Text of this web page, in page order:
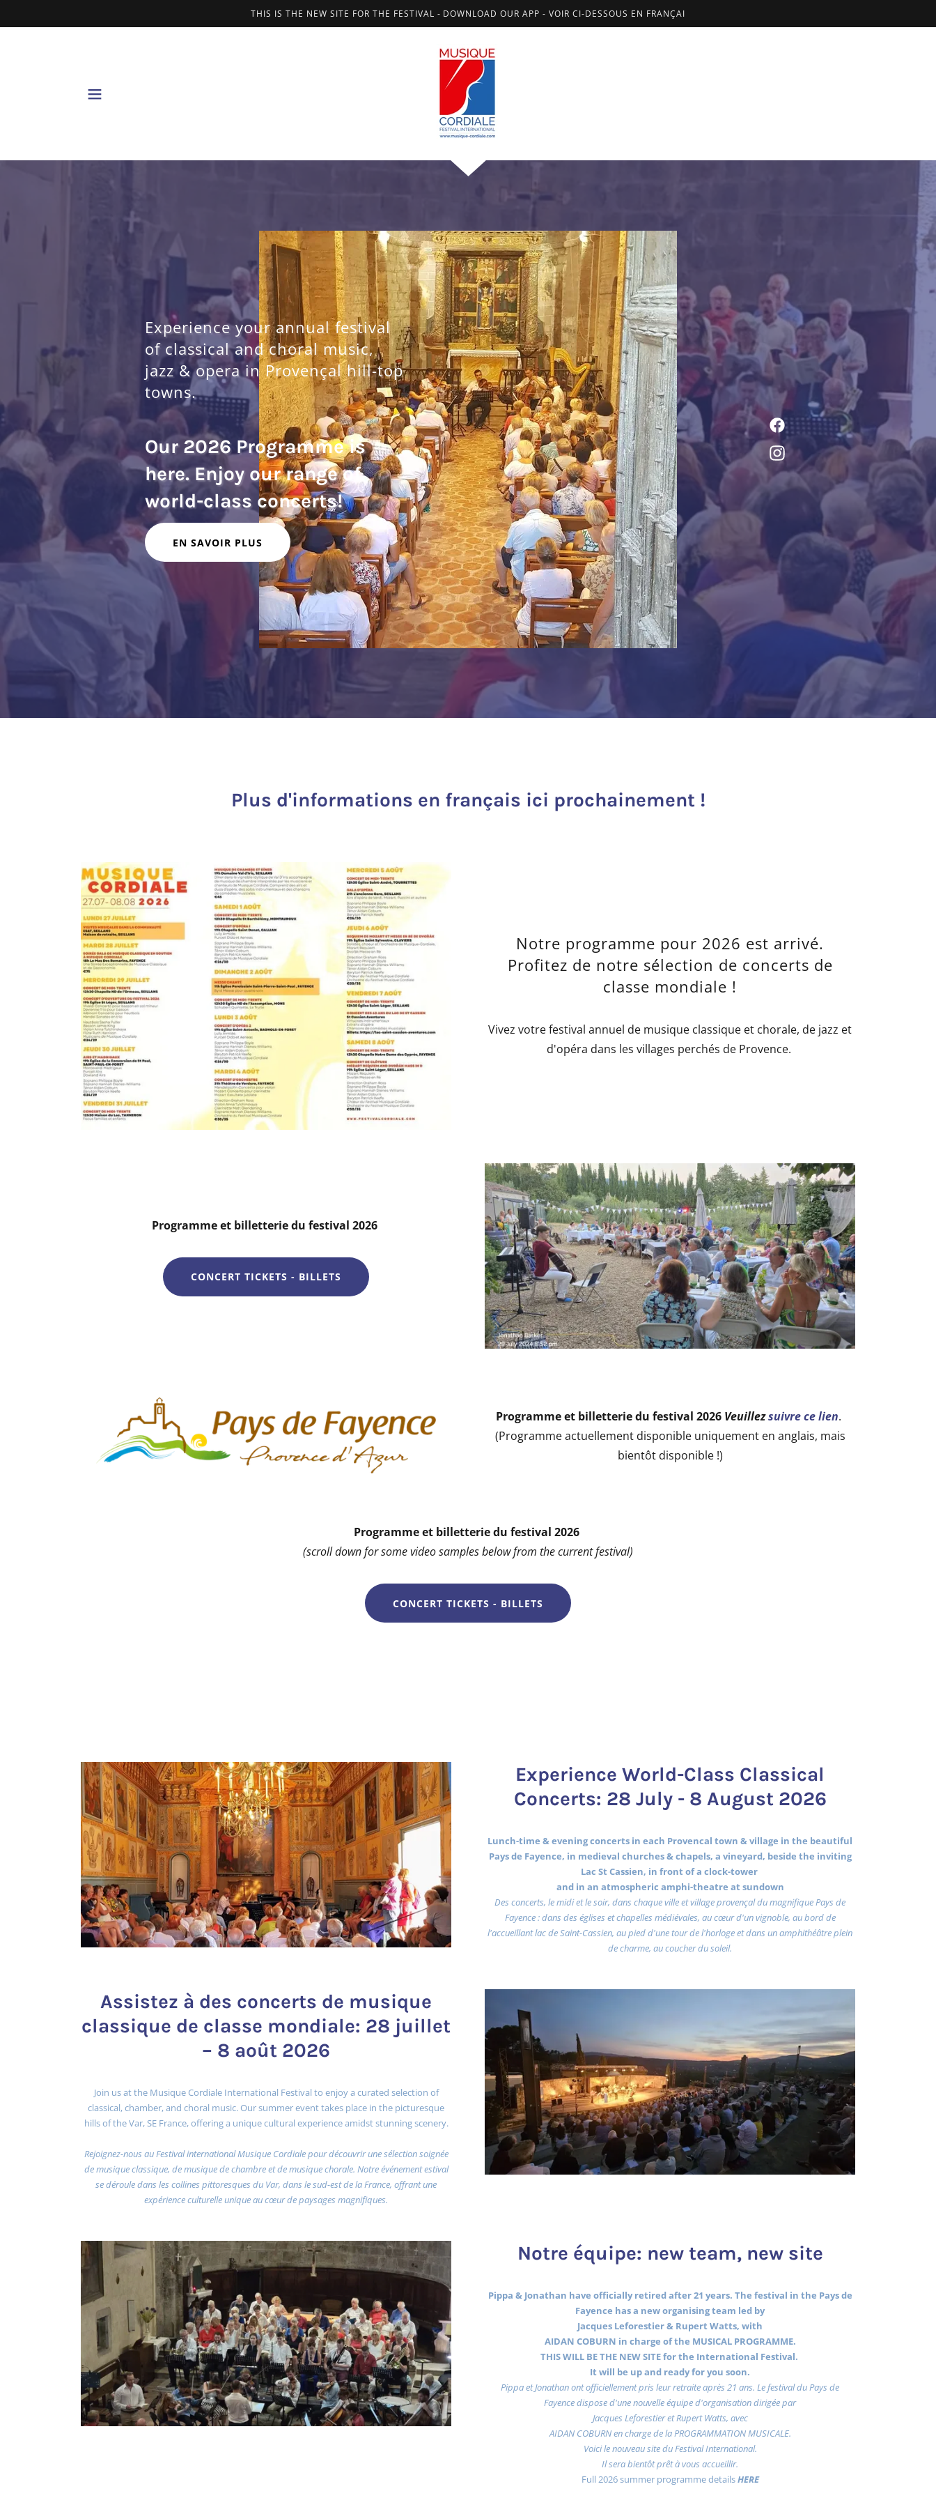
THIS IS THE NEW SITE FOR THE FESTIVAL - DOWNLOAD OUR APP - VOIR CI-DESSOUS EN FRANÇAI
Experience your annual festival
of classical and choral music,
jazz & opera in Provençal hill-top
towns.
Our 2026 Programme is
here. Enjoy our range of
EN SAVOIR PLUS
Plus d'informations en français ici prochainement !
Notre programme pour 2026 est arrivé.
Profitez de notre sélection de concerts de
classe mondiale !
Vivez votre festival annuel de musique classique et chorale, de jazz et
d'opéra dans les villages perchés de Provence.
Programme et billetterie du festival 2026
CONCERT TICKETS - BILLETS
Programme et billetterie du festival 2026 Veuillezsuivre ce lien.
(Programme actuellement disponible uniquement en anglais, mais
bientôt disponible !)
Programme et billetterie du festival 2026
(scroll down for some video samples below from the current festival)
CONCERT TICKETS - BILLETS
Experience World-Class Classical
Concerts: 28 July - 8 August 2026
Lunch-time & evening concerts in each Provencal town & village in the beautiful
Pays de Fayence, in medieval churches & chapels, a vineyard, beside the inviting
Lac St Cassien, in front of a clock-tower
and in an atmospheric amphi-theatre at sundown
Des concerts, le midi et le soir, dans chaque ville et village provençal du magnifique Pays de
Fayence : dans des églises et chapelles médiévales, au cœur d'un vignoble, au bord de
l'accueillant lac de Saint-Cassien, au pied d'une tour de l'horloge et dans un amphithéâtre plein
de charme, au coucher du soleil.
Assistez à des concerts de musique
classique de classe mondiale: 28 juillet
– 8 août 2026
Join us at the Musique Cordiale International Festival to enjoy a curated selection of
classical, chamber, and choral music. Our summer event takes place in the picturesque
hills of the Var, SE France, offering a unique cultural experience amidst stunning scenery.
Rejoignez-nous au Festival international Musique Cordiale pour découvrir une sélection soignée
de musique classique, de musique de chambre et de musique chorale. Notre événement estival
se déroule dans les collines pittoresques du Var, dans le sud-est de la France, offrant une
expérience culturelle unique au cœur de paysages magnifiques.
Notre équipe: new team, new site
Pippa & Jonathan have officially retired after 21 years. The festival in the Pays de
Fayence has a new organising team led by
Jacques Leforestier & Rupert Watts, with
AIDAN COBURN in charge of the MUSICAL PROGRAMME.
THIS WILL BE THE NEW SITE for the International Festival.
It will be up and ready for you soon.
Pippa et Jonathan ont officiellement pris leur retraite après 21 ans. Le festival du Pays de
Fayence dispose d'une nouvelle équipe d'organisation dirigée par
Jacques Leforestier et Rupert Watts, avec
AIDAN COBURN en charge de la PROGRAMMATION MUSICALE.
Voici le nouveau site du Festival International.
Il sera bientôt prêt à vous accueillir.
Full 2026 summer programme detailsHERE